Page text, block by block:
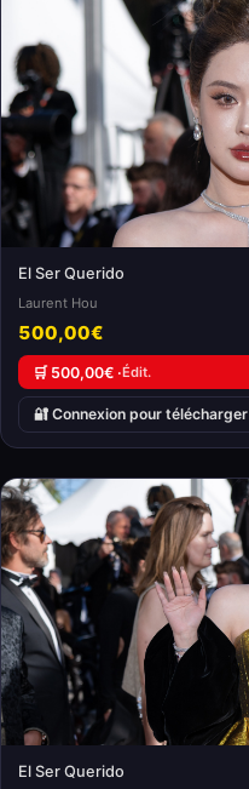
El Ser Querido
Laurent Hou
500,00€
🛒 500,00€ ·Édit.
🔐 Connexion pour télécharger
El Ser Querido